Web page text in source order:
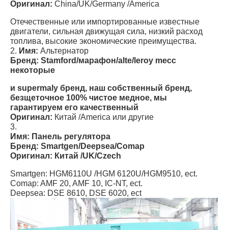
Оригинал: China/UK/Germany /America
Отечественные или импортированные известные
двигатели, сильная движущая сила, низкий расход
топлива, высокие экономические преимущества.
2. Имя: Альтернатор
Бренд: Stamford/марафон/alte/leroy mecc
некоторые
и supermaly бренд, наш собственный бренд,
безщеточное 100% чистое медное, мы
гарантируем его качественный
Оригинал: Китай /America или другие
3.
Имя: Панель регулятора
Бренд: Smartgen/Deepsea/Comap
Оригинал: Китай /UK/Czech
Smartgen: HGM6110U /HGM 6120U/HGM9510, ect.
Comap: AMF 20, AMF 10, IC-NT, ect.
Deepsea: DSE 8610, DSE 6020, ect